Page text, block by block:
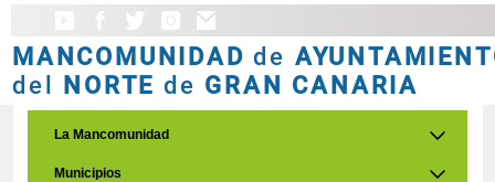
MANCOMUNIDAD de
del NORTE de GRAN CANARIA
La Mancomunidad
Municipios